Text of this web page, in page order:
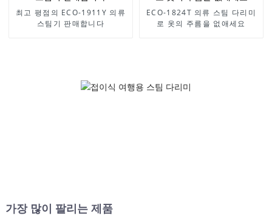
최고 평점의 ECO-1911Y 의류
스팀기 판매합니다
ECO-1824T 의류 스팀 다리미
로 옷의 주름을 없애세요
가장 많이 팔리는 제품